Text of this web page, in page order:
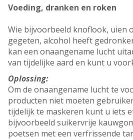
Voeding, dranken en roken
Wie bijvoorbeeld knoflook, uien
gegeten, alcohol heeft
kan een onaangename lucht
van tijdelijke aard en kunt u
Oplossing:
Om de onaangename lucht te
producten niet moeten
tijdelijk te maskeren kunt u iets
bijvoorbeeld suikervrije
poetsen met een verfrissende